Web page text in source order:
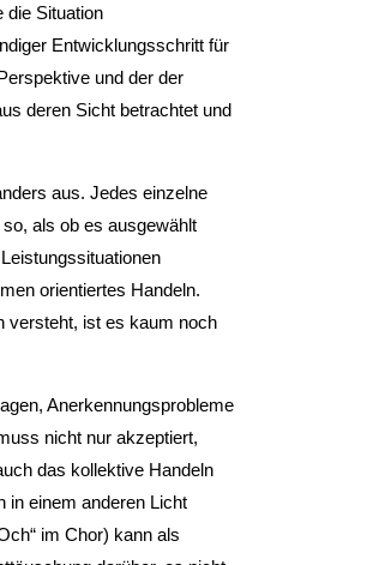
die Situation
Entwicklungsschritt für
und der der
deren Sicht betrachtet und
aus. Jedes einzelne
als ob es ausgewählt
orientiertes Handeln.
versteht, ist es kaum noch
Anerkennungsprobleme
nicht nur akzeptiert,
das kollektive Handeln
in einem anderen Licht
im Chor) kann als